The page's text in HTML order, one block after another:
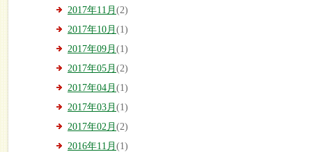
2017年11月 (2)
2017年10月 (1)
2017年09月 (1)
2017年05月 (2)
2017年04月 (1)
2017年03月 (1)
2017年02月 (2)
2016年11月 (1)